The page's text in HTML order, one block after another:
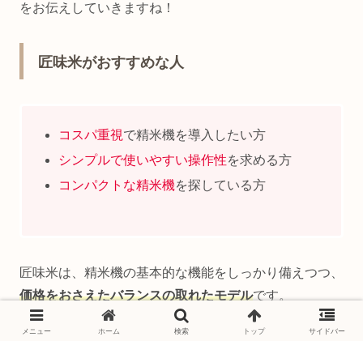
をお伝えしていきますね！
匠味米がおすすめな人
コスパ重視で精米機を導入したい方
シンプルで使いやすい操作性を求める方
コンパクトな精米機を探している方
匠味米は、精米機の基本的な機能をしっかり備えつつ、
価格をおさえたバランスの取れたモデルです。
メニュー ホーム 検索 トップ サイドバー